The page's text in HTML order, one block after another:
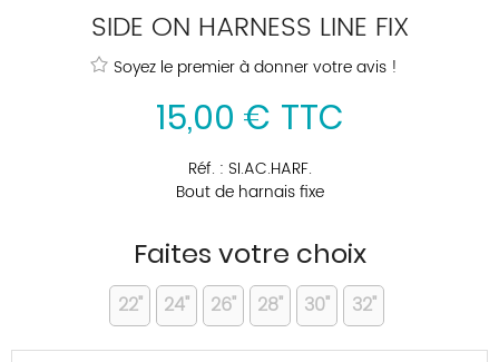
SIDE ON HARNESS LINE FIX
Soyez le premier à donner votre avis !
15,00 € TTC
Réf. : SI.AC.HARF.
Bout de harnais fixe
Faites votre choix
22" 24" 26" 28" 30" 32"